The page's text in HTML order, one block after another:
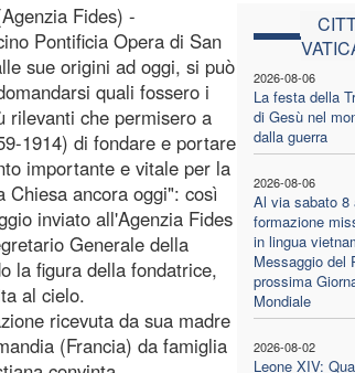
2026-08-06
La festa della
di Gesù nel
dalla guerra
2026-08-06
Al via sabato 8
formazione
in lingua
Messaggio del
prossima
Mondiale
2026-08-02
Leone XIV:
Fides) -
Pontificia Opera di San
sue origini ad oggi, si può
quali fossero i
rilevanti che permisero a
1914) di fondare e portare
importante e vitale per la
Chiesa ancora oggi": così
inviato all'Agenzia Fides
Generale della
la figura della fondatrice,
al cielo.
ricevuta da sua madre
(Francia) da famiglia